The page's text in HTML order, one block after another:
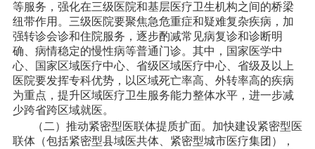
等服务，强化在三级医院和基层医疗卫生机构之间的桥梁
纽带作用。三级医院要聚焦急危重症和疑难复杂疾病，加
强转诊会诊和住院服务，逐步酌减常见病复诊和诊断明
确、病情稳定的慢性病等普通门诊。其中，国家医学中
心、国家区域医疗中心、省级区域医疗中心、省级及以上
医院要发挥专科优势，以区域死亡率高、外转率高的疾病
为重点，提升区域医疗卫生服务能力整体水平，进一步减
少跨省跨区域就医。
（二）推动紧密型医联体提质扩面。加快建设紧密型医
联体（包括紧密型县域医共体、紧密型城市医疗集团），